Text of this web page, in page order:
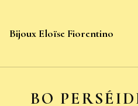
Bijoux Eloïse Fiorentino
BO